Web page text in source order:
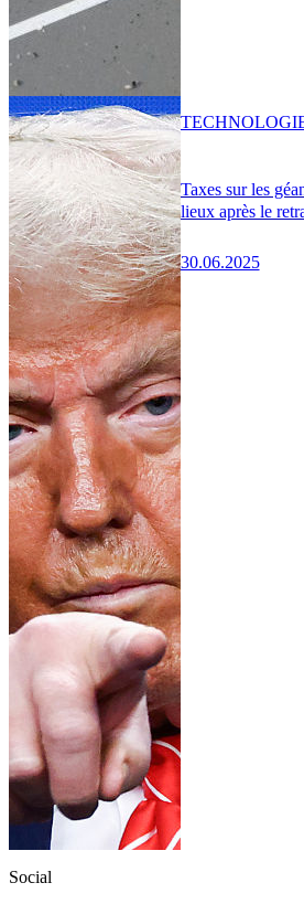
Taxes sur les
lieux après le
30.06.2025
Social